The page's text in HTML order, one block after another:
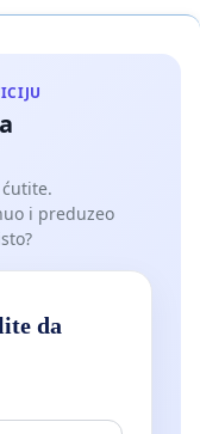
i preduzeo
da